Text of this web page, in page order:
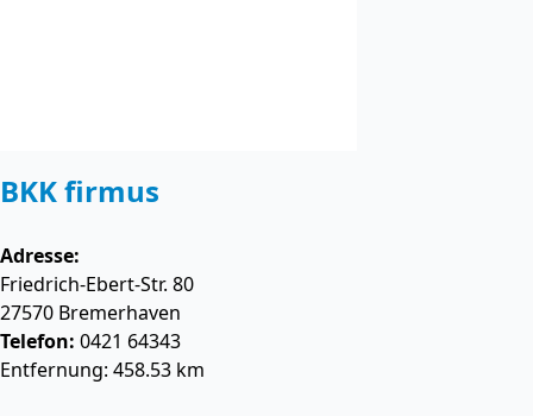
BKK firmus
Adresse:
Friedrich-Ebert-Str. 80
27570 Bremerhaven
Telefon: 0421 64343
Entfernung: 458.53 km